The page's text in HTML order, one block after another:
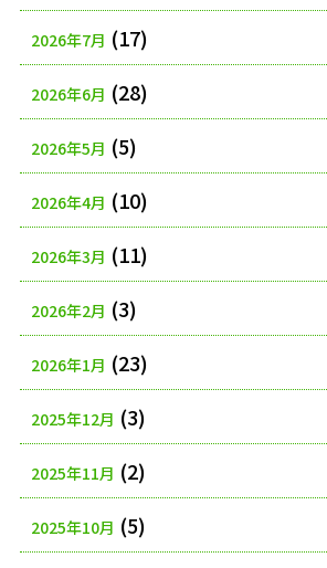
2026年7月 (17)
2026年6月 (28)
2026年5月 (5)
2026年4月 (10)
2026年3月 (11)
2026年2月 (3)
2026年1月 (23)
2025年12月 (3)
2025年11月 (2)
2025年10月 (5)